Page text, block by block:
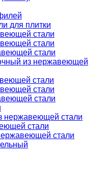
для плитки
стали
стали
стали
из нержавеющей
стали
стали
стали
нержавеющей стали
стали
стали